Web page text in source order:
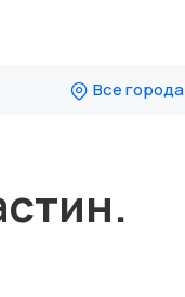
Все города